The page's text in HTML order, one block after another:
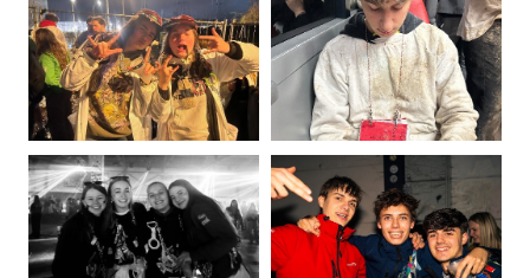
de
Elisabeth
Briffoz
Louis
Burnet
Photo
de
Eloïse
Carrette
Photo
de
Samuele
Cincinnato